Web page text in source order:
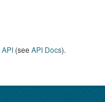
API (see API Docs).